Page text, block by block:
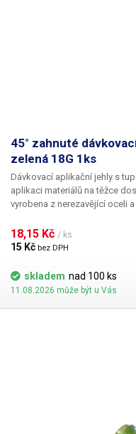
45° zahnuté
zelená 18G 1ks
Dávkovací aplikační jehly s
aplikaci materiálů na těžce
vyrobena z nerezavějící oceli
vybavena zámkovým
uchycení k dávkovacímu
18,15 Kč / ks
15 Kč bez DPH
skladem nad 100 ks
11.08.2026 může být u Vás